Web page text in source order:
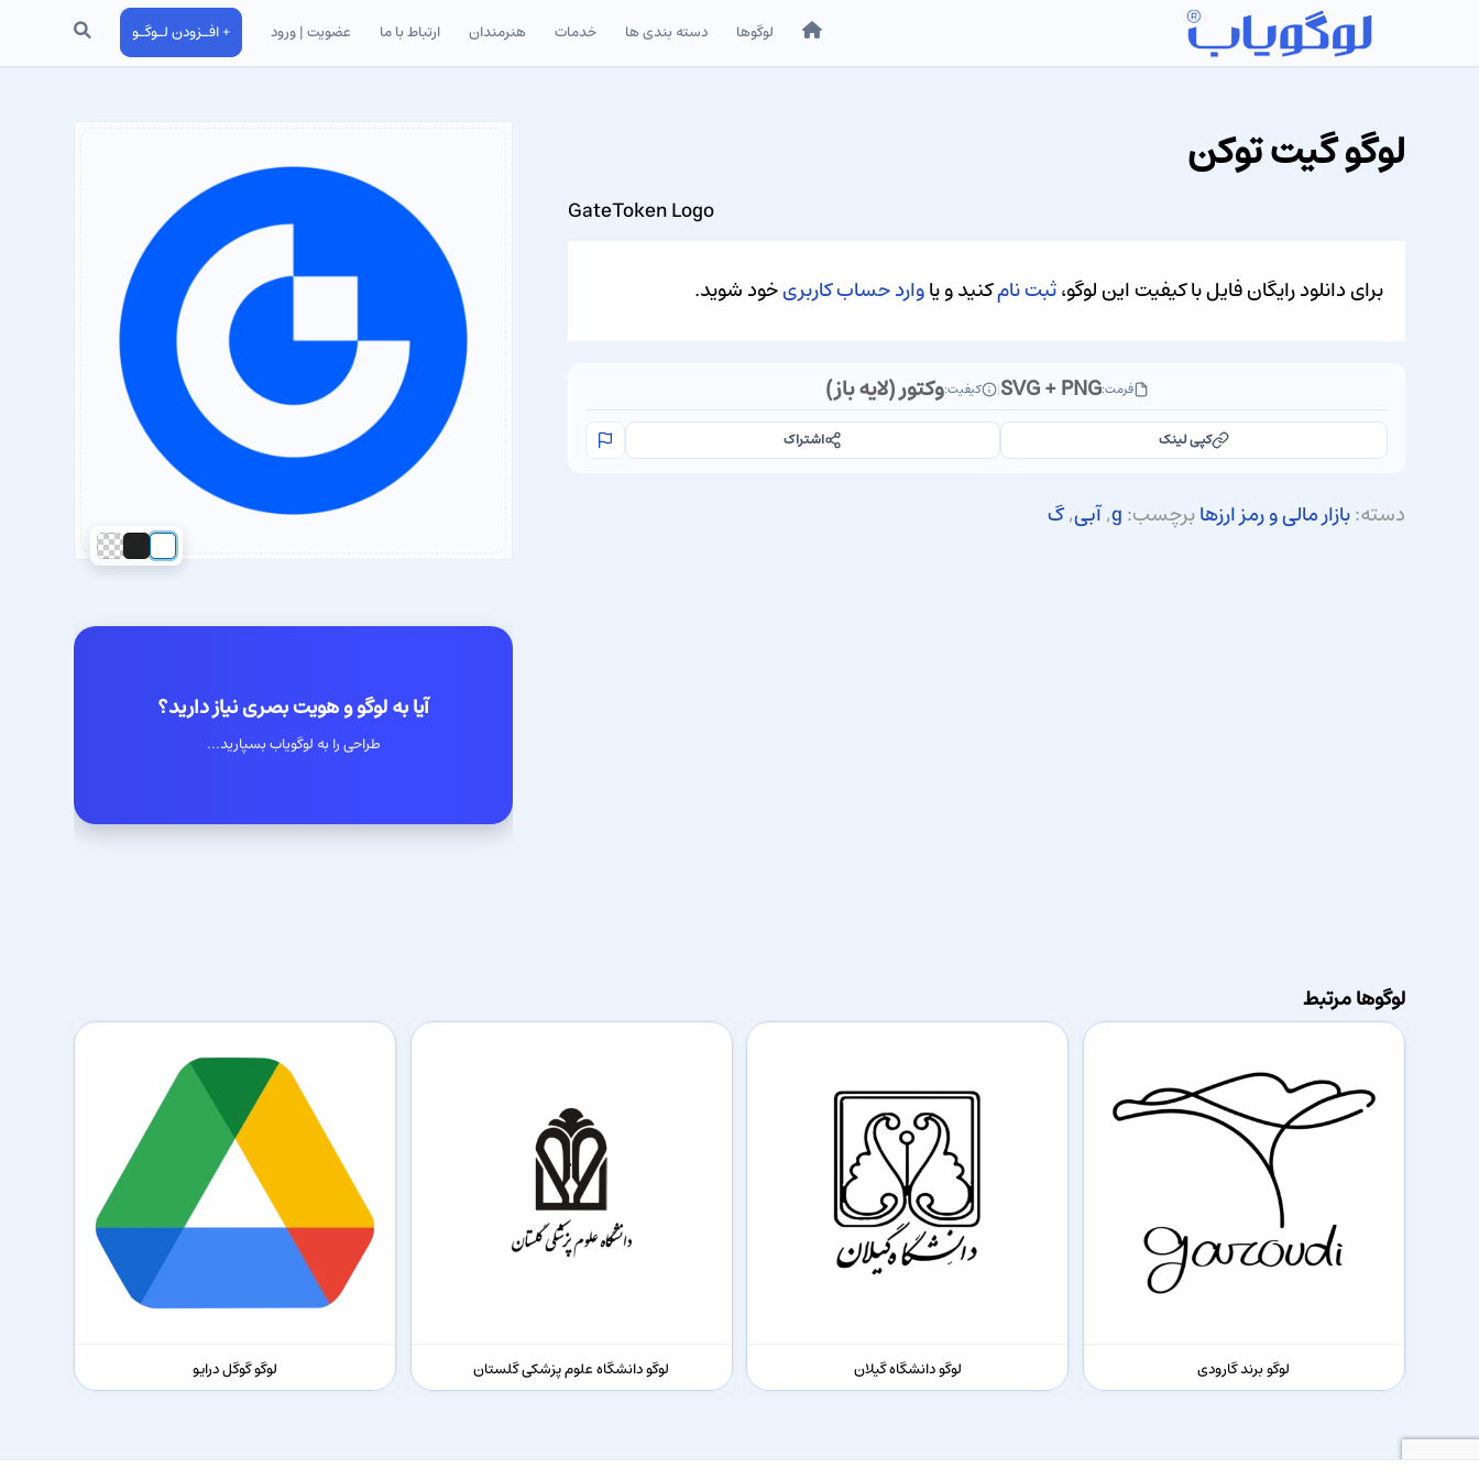
خانه لوگوها دسته بندی ها خدمات هنرمندان ارتباط با ما عضویت | ورود + افـزودن لـوگـو جستجو
آیا به لوگو و هویت بصری نیاز دارید؟
طراحی را به لوگویاب بسپارید...
لوگو گیت توکن
GateToken Logo
برای دانلود رایگان فایل با کیفیت این لوگو،ثبت نامکنید و یاوارد حساب کاربریخود شوید.
فرمت:SVG + PNG
| کیفیت:وکتور (لایه باز)
کپی لینک اشتراک
دسته:بازار مالی و رمز ارزهابرچسب:g
,آبی,گ
لوگوها مرتبط
لوگو برند گارودی لوگو دانشگاه گیلان لوگو دانشگاه علوم پزشکی گلستان لوگو گوگل درایو